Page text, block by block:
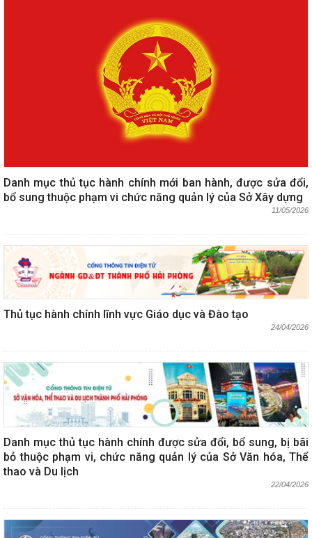
Danh mục thủ tục hành chính mới ban hành, được sửa đổi,
bổ sung thuộc phạm vi chức năng quản lý của Sở Xây dựng
11/05/2026
Thủ tục hành chính lĩnh vực Giáo dục và Đào tạo
24/04/2026
Danh mục thủ tục hành chính được sửa đổi, bổ sung, bị bãi
bỏ thuộc phạm vi, chức năng quản lý của Sở Văn hóa, Thể
thao và Du lịch
22/04/2026